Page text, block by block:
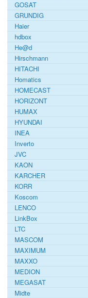
GOSAT
GRUNDIG
Haier
hdbox
He@d
Hirschmann
HITACHI
Homatics
HOMECAST
HORIZONT
HUMAX
HYUNDAI
INEA
Inverto
JVC
KAON
KARCHER
KORR
Koscom
LENCO
LinkBox
LTC
MASCOM
MAXIMUM
MAXXO
MEDION
MEGASAT
Midte